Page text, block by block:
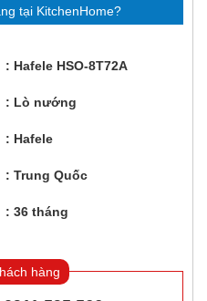
tại KitchenHome?
Hafele HSO-8T72A
Lò nướng
Hafele
Trung Quốc
36 tháng
hàng